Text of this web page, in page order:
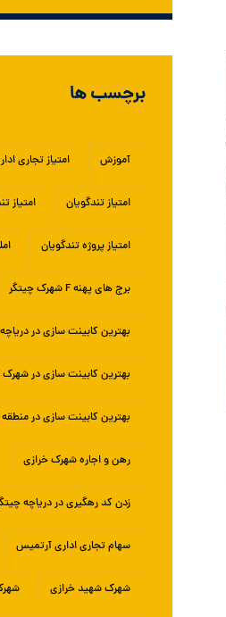
برچسب ها
آموزش امتیاز تجاری
امتیاز تندگویان امتیاز
امتیاز پروژه تندگویان
برج های پهنه F شهرک چیتگر
بهترین کابینت سازی در
بهترین کابینت سازی در شهرک
بهترین کابینت سازی در منطقه ۲۲
رهن و اجاره شهرک خرازی
زدن کد رهگیری در دریاچه
سهام تجاری اداری آرتمیس
شهرک شهید خرازی